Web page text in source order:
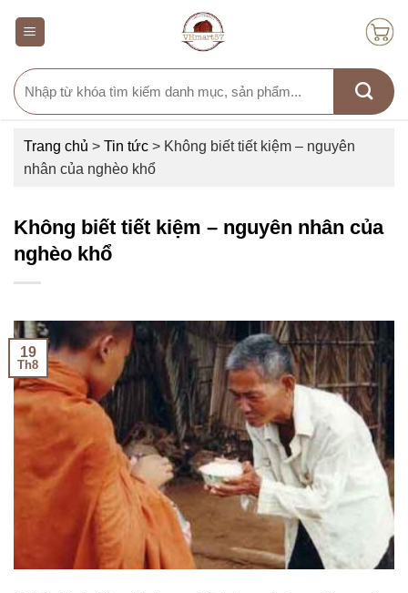
Search
for:
Trang chủ > Tin tức > Không biết tiết kiệm – nguyên
nhân của nghèo khổ
Không biết tiết kiệm – nguyên nhân của
nghèo khổ
19
Th8